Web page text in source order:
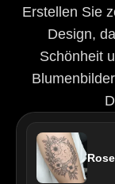
Erstellen Sie
Design,
Schönheit